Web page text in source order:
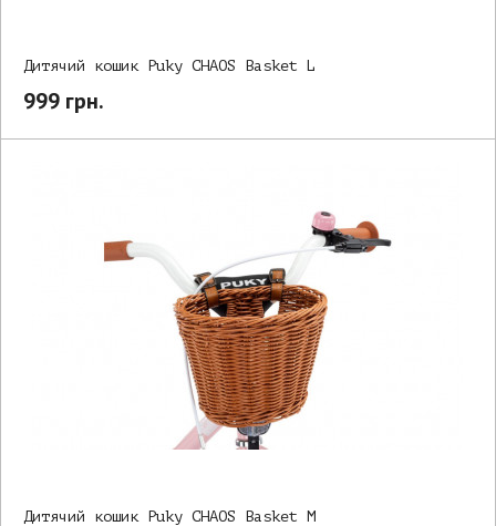
Дитячий кошик Puky CHAOS Basket L
999 грн.
Дитячий кошик Puky CHAOS Basket M